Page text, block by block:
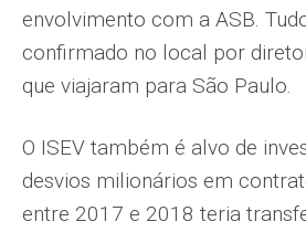
envolvimento com a ASB.
confirmado no local por
que viajaram para São Paulo.
O ISEV também é alvo de
desvios milionários em
entre 2017 e 2018 teria